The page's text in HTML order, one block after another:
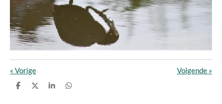
« Vorige Volgende »
D
D
S
D